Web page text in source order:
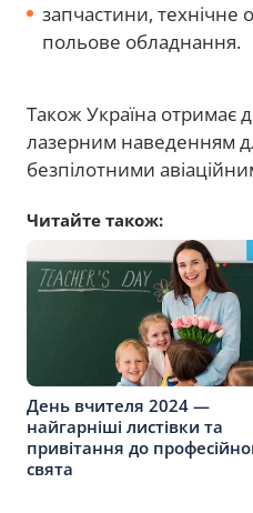
запчастини, технічне
польове обладнання.
Також Україна отримає
лазерним наведенням
безпілотними
Читайте також:
День вчителя 2024 —
найгарніші листівки та
привітання до
свята